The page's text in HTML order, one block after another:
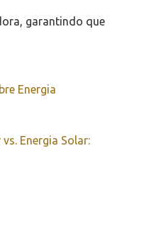
garantindo que
Energia
Energia Solar: